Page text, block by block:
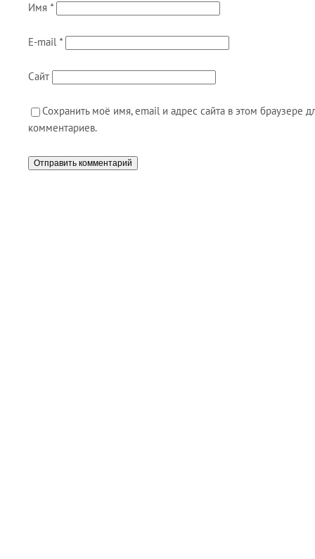
Имя *
E-mail *
Сайт
Сохранить моё имя, email и адрес сайта в этом браузере
комментариев.